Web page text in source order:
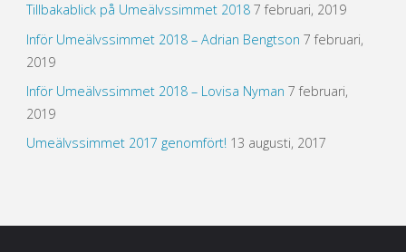
Tillbakablick på Umeälvssimmet 2018 7 februari, 2019
Inför Umeälvssimmet 2018 – Adrian Bengtson 7 februari,
2019
Inför Umeälvssimmet 2018 – Lovisa Nyman 7 februari,
2019
Umeälvssimmet 2017 genomfört! 13 augusti, 2017